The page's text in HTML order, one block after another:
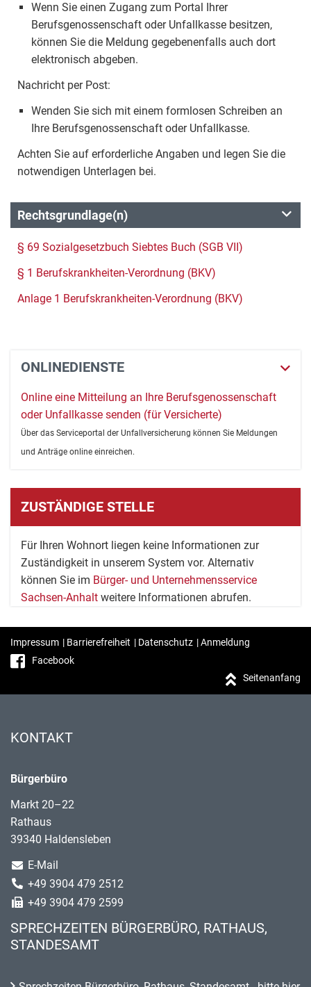
Wenn Sie einen Zugang zum Portal Ihrer
Berufsgenossenschaft oder Unfallkasse besitzen,
können Sie die Meldung gegebenenfalls auch dort
elektronisch abgeben.
Nachricht per Post:
Wenden Sie sich mit einem formlosen Schreiben an
Ihre Berufsgenossenschaft oder Unfallkasse.
Achten Sie auf erforderliche Angaben und legen Sie die
notwendigen Unterlagen bei.
Rechtsgrundlage(n)
§ 69 Sozialgesetzbuch Siebtes Buch (SGB VII)
§ 1 Berufskrankheiten-Verordnung (BKV)
Anlage 1 Berufskrankheiten-Verordnung (BKV)
ONLINEDIENSTE
Online eine Mitteilung an Ihre Berufsgenossenschaft
oder Unfallkasse senden (für Versicherte)
Über das Serviceportal der Unfallversicherung können Sie Meldungen
und Anträge online einreichen.
ZUSTÄNDIGE STELLE
Für Ihren Wohnort liegen keine Informationen zur
Zuständigkeit in unserem System vor. Alternativ
können Sie im Bürger- und Unternehmensservice
Sachsen-Anhalt weitere Informationen abrufen.
Impressum | Barrierefreiheit | Datenschutz |Anmeldung
Facebook
Seitenanfang
KONTAKT
Bürgerbüro
Markt 20–22
Rathaus
39340 Haldensleben
E-Mail
+49 3904 479 2512
+49 3904 479 2599
SPRECHZEITEN BÜRGERBÜRO, RATHAUS,
STANDESAMT